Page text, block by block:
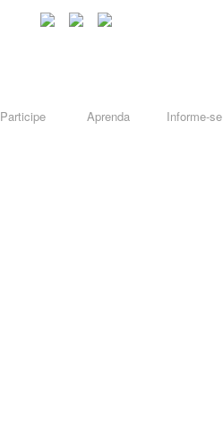
Participe Aprenda Informe-se